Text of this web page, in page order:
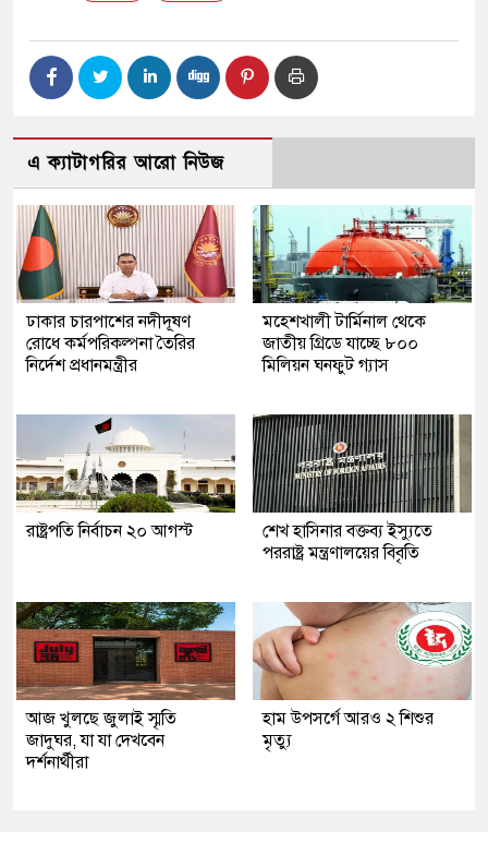
এ ক্যাটাগরির আরো নিউজ
ঢাকার চারপাশের নদীদূষণ
রোধে কর্মপরিকল্পনা তৈরির
নির্দেশ প্রধানমন্ত্রীর
মহেশখালী টার্মিনাল থেকে
জাতীয় গ্রিডে যাচ্ছে ৮০০
মিলিয়ন ঘনফুট গ্যাস
রাষ্ট্রপতি নির্বাচন ২০ আগস্ট
শেখ হাসিনার বক্তব্য ইস্যুতে
পররাষ্ট্র মন্ত্রণালয়ের বিবৃতি
আজ খুলছে জুলাই স্মৃতি
জাদুঘর, যা যা দেখবেন
দর্শনার্থীরা
হাম উপসর্গে আরও ২ শিশুর
মৃত্যু